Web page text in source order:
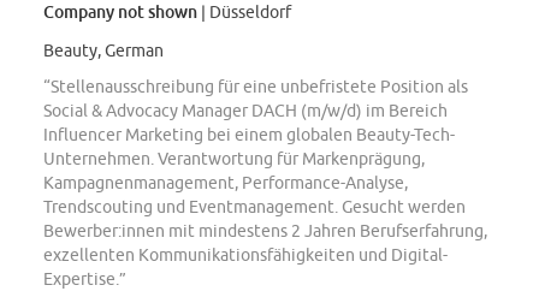
Company not shown | Düsseldorf
Beauty, German
“Stellenausschreibung für eine unbefristete Position als
Social & Advocacy Manager DACH (m/w/d) im Bereich
Influencer Marketing bei einem globalen Beauty-Tech-
Unternehmen. Verantwortung für Markenprägung,
Kampagnenmanagement, Performance-Analyse,
Trendscouting und Eventmanagement. Gesucht werden
Bewerber:innen mit mindestens 2 Jahren Berufserfahrung,
exzellenten Kommunikationsfähigkeiten und Digital-
Expertise.”